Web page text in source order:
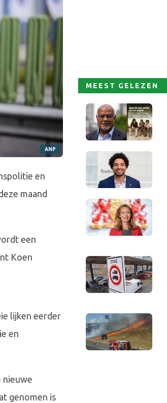
ANP
en
maand
een
Koen
lijken eerder
en
nieuwe
genomen is
MEEST GELEZEN